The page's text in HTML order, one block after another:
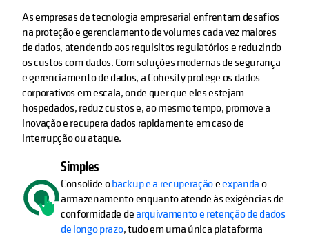
As empresas de tecnologia empresarial enfrentam desafios
na proteção e gerenciamento de volumes cada vez maiores
de dados, atendendo aos requisitos regulatórios e reduzindo
os custos com dados. Com soluções modernas de segurança
e gerenciamento de dados, a Cohesity protege os dados
corporativos em escala, onde quer que eles estejam
hospedados, reduz custos e, ao mesmo tempo, promove a
inovação e recupera dados rapidamente em caso de
interrupção ou ataque.
Simples
Consolide obackup e a recuperaçãoeexpandao
armazenamento enquanto atende às exigências de
conformidade dearquivamento e retenção de dados
de longo prazo, tudo em uma única plataforma